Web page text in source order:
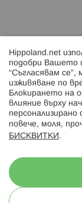
Hippoland.net
подобри Вашето
“Съгласявам
изживяване по
Блокирането на
влияние върху
повече, моля,
БИСКВИТКИ .